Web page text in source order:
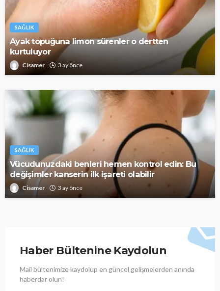
SAĞLIK
Ayak topuğuna limon sürenler o dertten
kurtuluyor
Cisamer 3 ay önce
SAĞLIK
Vücudunuzdaki benleri hemen kontrol edin: Bu
değişimler kanserin ilk işareti olabilir
Cisamer 3 ay önce
Haber Bültenine Kaydolun
Mail bültenimize kaydolup en güncel gelişmelerden anında
haberdar olun!